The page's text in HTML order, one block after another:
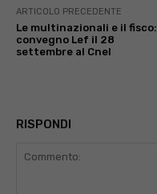
ARTICOLO PRECEDENTE
Le multinazionali e il fisco:
convegno Lef il 28
settembre al Cnel
RISPONDI